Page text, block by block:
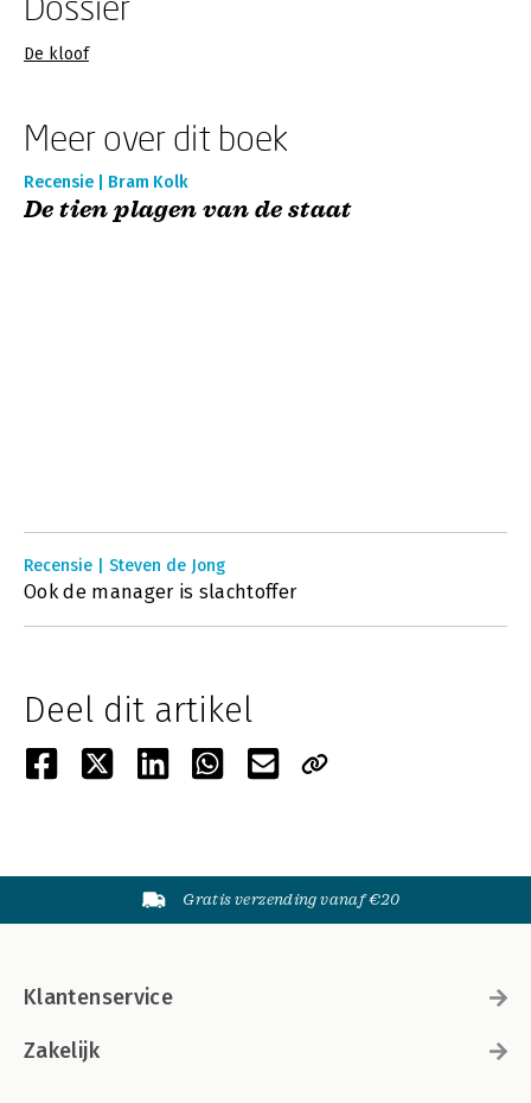
De kloof
Meer over dit boek
Recensie | Bram Kolk
De tien plagen van de staat
Recensie | Steven de Jong
Ook de manager is slachtoffer
Deel dit artikel
Gratis verzending vanaf €20
Klantenservice
Zakelijk